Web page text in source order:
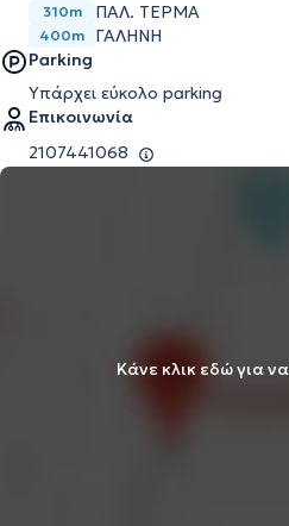
310m ΠΑΛ. ΤΕΡΜΑ
400m
ΓΑΛΗΝΗ
Parking
Υπάρχει εύκολο parking
Επικοινωνία
2107441068
Κάνε κλικ εδώ για